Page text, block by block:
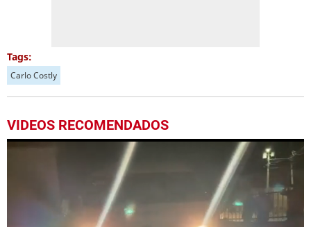
Tags:
Carlo Costly
VIDEOS RECOMENDADOS